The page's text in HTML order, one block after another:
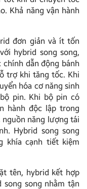
Khả năng vận hành
đơn giản và ít tốn
hybrid song song,
dẫn động bánh
trợ khi tăng tốc. Khi
hóa cơ năng sinh
pin. Khi bộ pin có
hành độc lập trong
nguồn năng lượng tái
Hybrid song song
khía cạnh tiết kiệm
tên, hybrid kết hợp
song nhằm tận